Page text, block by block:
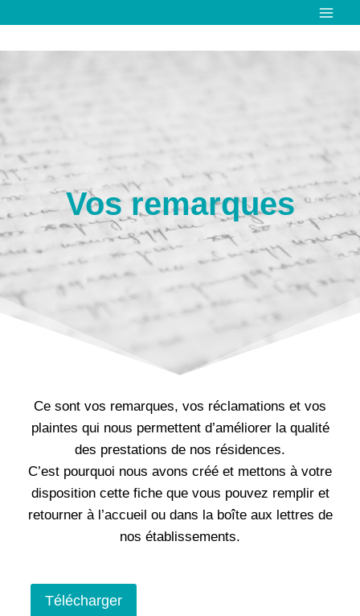
contenu
Vos remarques
Ce sont vos remarques, vos réclamations et vos
plaintes qui nous permettent d’améliorer la qualité
des prestations de nos résidences.
C’est pourquoi nous avons créé et mettons à votre
disposition cette fiche que vous pouvez remplir et
retourner à l’accueil ou dans la boîte aux lettres de
nos établissements.
Télécharger